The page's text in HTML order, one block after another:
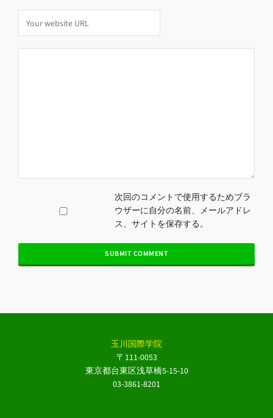
次回のコメントで使用するためブラ
ウザーに自分の名前、メールアドレ
ス、サイトを保存する。
玉川国際学院
〒111-0053
東京都台東区浅草橋5-15-10
03-3861-8201